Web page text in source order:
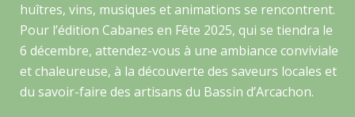
huîtres, vins, musiques et animations se rencontrent.
Pour l’édition Cabanes en Fête 2025, qui se tiendra le
6 décembre, attendez-vous à une ambiance conviviale
et chaleureuse, à la découverte des saveurs locales et
du savoir-faire des artisans du Bassin d’Arcachon.